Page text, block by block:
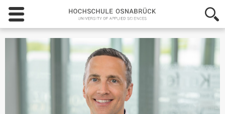
Hochschule
Osnabrück
-
University
of
Applied
Sciences